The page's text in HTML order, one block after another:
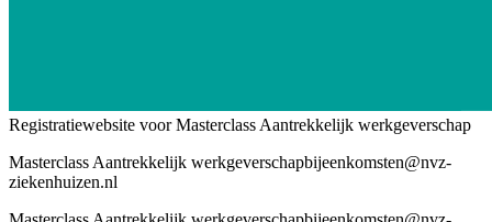
Registratiewebsite voor Masterclass Aantrekkelijk werkgeverschap
Masterclass Aantrekkelijk werkgeverschapbijeenkomsten@nvz-
ziekenhuizen.nl